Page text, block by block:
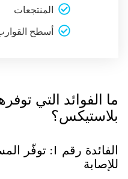
المنتجعات
أسطح
ما الفوائد التي
بلاستيكس؟
الفائدة رقم
للإصابة